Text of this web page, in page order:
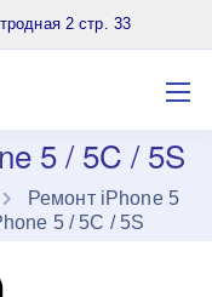
2 стр. 33
5 / 5C / 5S
Ремонт iPhone 5
5 / 5C / 5S